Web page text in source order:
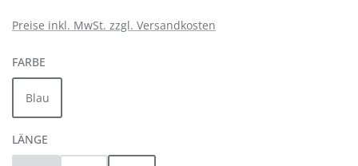
Preise inkl. MwSt. zzgl. Versandkosten
FARBE
Blau
LÄNGE